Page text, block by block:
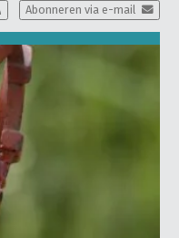
Abonneren via e-mail